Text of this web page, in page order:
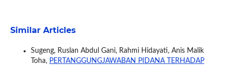
Similar Articles
Sugeng, Ruslan Abdul Gani, Rahmi Hidayati, Anis Malik
Toha, PERTANGGUNGJAWABAN PIDANA TERHADAP